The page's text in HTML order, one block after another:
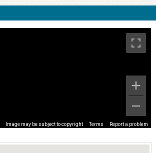
Image may be subject to copyright Terms Report a problem